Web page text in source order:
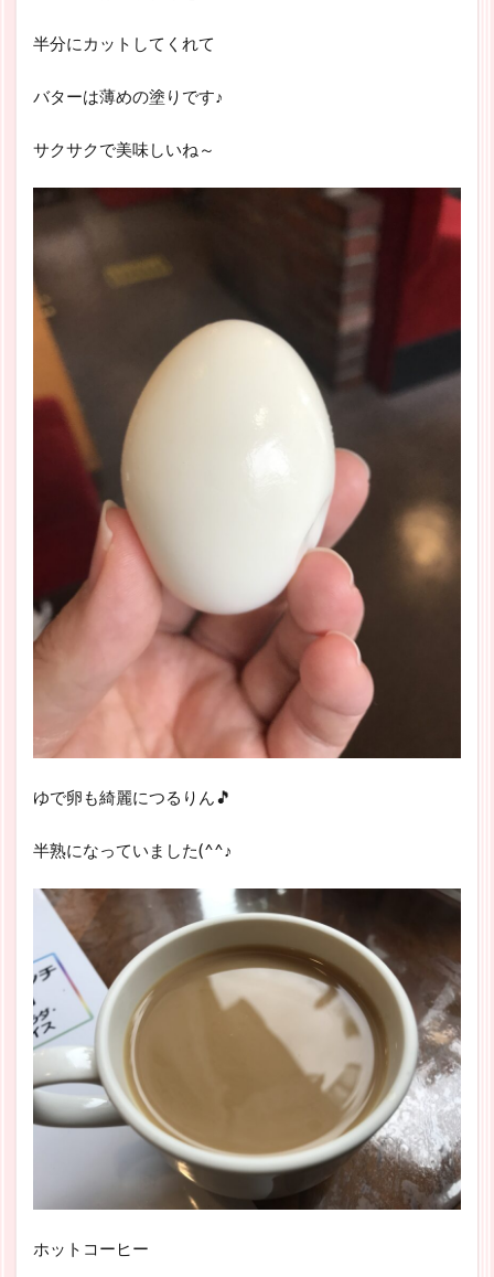
半分にカットしてくれて
バターは薄めの塗りです♪
サクサクで美味しいね～
ゆで卵も綺麗につるりん🎵
半熟になっていました(^^♪
ホットコーヒー